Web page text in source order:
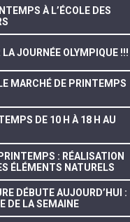
À L’ÉCOLE DES
JOURNÉE OLYMPIQUE !!!
MARCHÉ DE PRINTEMPS
DE 10 H À 18 H AU
: RÉALISATION
ÉLÉMENTS NATURELS
DÉBUTE AUJOURD’HUI :
DE LA SEMAINE